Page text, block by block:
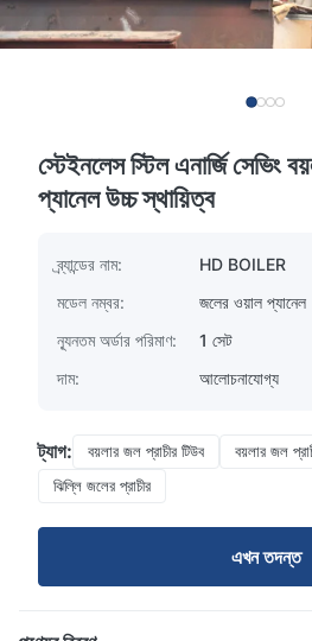
স্টেইনলেস স্টিল এনার্জি সেভিং
প্যানেল উচ্চ স্থায়িত্ব
ব্র্যান্ডের নাম:
HD BOILER
মডেল নম্বর:
জলের ওয়াল প্যানেল
ন্যূনতম অর্ডার পরিমাণ:
1 সেট
দাম:
আলোচনাযোগ্য
ট্যাগ: বয়লার জল প্রাচীর টিউব
বয়লার জল
ঝিল্লি জলের প্রাচীর
এখন তদন্ত